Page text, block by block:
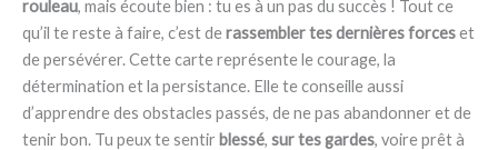
rouleau, mais écoute bien : tu es à un pas du succès ! Tout ce
qu’il te reste à faire, c’est derassembler tes dernières forceset
de persévérer. Cette carte représente le courage, la
détermination et la persistance. Elle te conseille aussi
d’apprendre des obstacles passés, de ne pas abandonner et de
tenir bon. Tu peux te sentir blessé, sur tes gardes, voire prêt à